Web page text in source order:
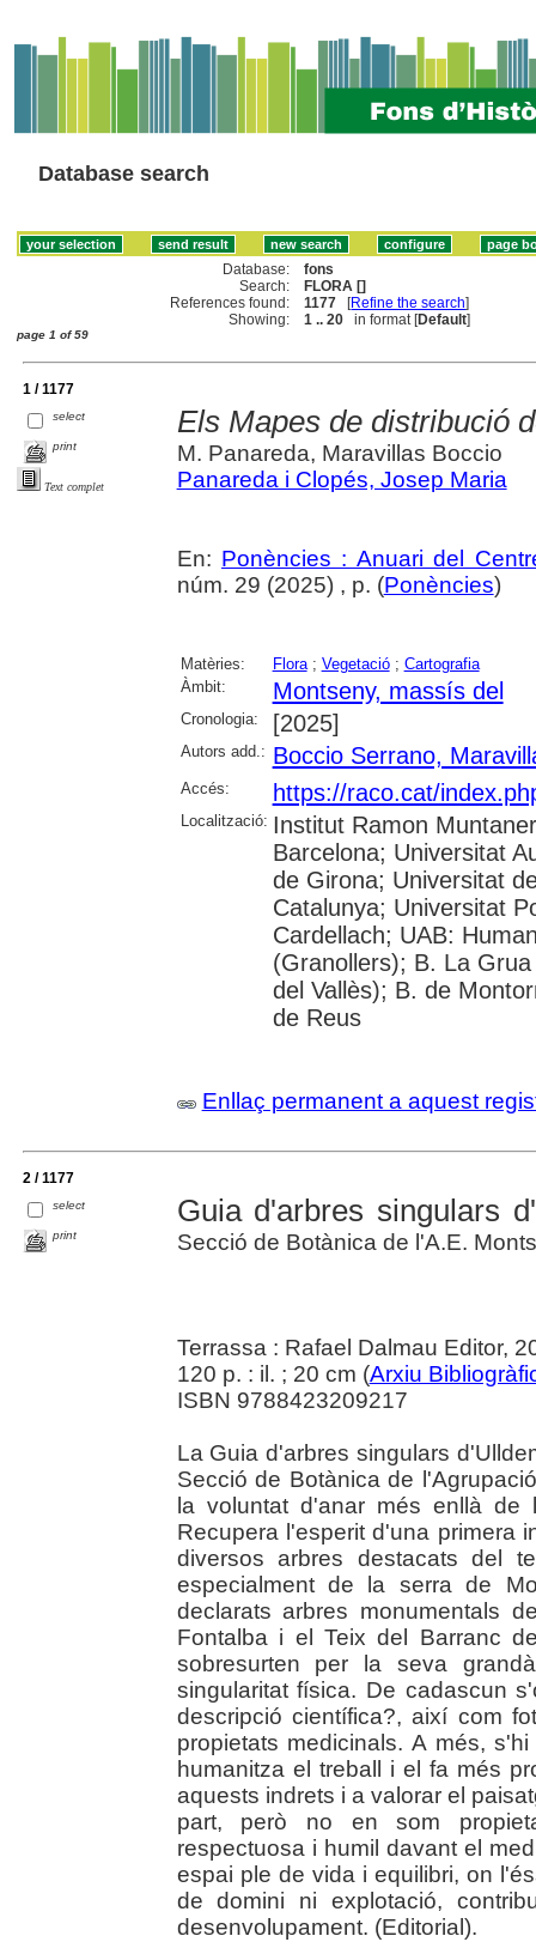
Database search
Database:
fons
Search:
FLORA []
References found:
1177 [Refine the search]
Showing:
1 .. 20 in format [Default]
page 1 of 59
1 / 1177
select
print
Text complet
Els Mapes de distribució
M. Panareda, Maravillas Boccio
Panareda i Clopés, Josep Maria
En: Ponències : Anuari del
núm. 29 (2025) , p. (Ponències)
Matèries: Flora; Vegetació; Cartografia
Àmbit:
Montseny, massís del
Cronologia: [2025]
Autors add.: Boccio Serrano,
Accés: https://raco.cat/
Localització: Institut Ramon
Barcelona; Universitat
de Girona; Universitat
Catalunya; Universitat
Cardellach; UAB:
(Granollers); B. La
del Vallès); B. de
de Reus
Enllaç permanent a aquest
2 / 1177
select
print
Guia d'arbres singulars
Secció de Botànica de l'A.E.
Terrassa : Rafael Dalmau Editor,
120 p. : il. ; 20 cm (Arxiu
ISBN 9788423209217
La Guia d'arbres singulars
Secció de Botànica de
la voluntat d'anar més enllà de
Recupera l'esperit d'una primera
diversos arbres destacats del
especialment de la serra de
declarats arbres monumentals
Fontalba i el Teix del Barranc
sobresurten per la seva
singularitat física. De cadascun
descripció científica?, així com
propietats medicinals. A més,
humanitza el treball i el fa més
aquests indrets i a valorar el
part, però no en som
respectuosa i humil davant el
espai ple de vida i equilibri, on
de domini ni explotació,
desenvolupament. (Editorial).